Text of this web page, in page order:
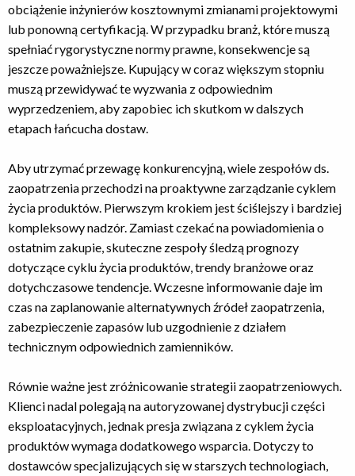
obciążenie inżynierów kosztownymi zmianami projektowymi
lub ponowną certyfikacją. W przypadku branż, które muszą
spełniać rygorystyczne normy prawne, konsekwencje są
jeszcze poważniejsze. Kupujący w coraz większym stopniu
muszą przewidywać te wyzwania z odpowiednim
wyprzedzeniem, aby zapobiec ich skutkom w dalszych
etapach łańcucha dostaw.
Aby utrzymać przewagę konkurencyjną, wiele zespołów ds.
zaopatrzenia przechodzi na proaktywne zarządzanie cyklem
życia produktów. Pierwszym krokiem jest ściślejszy i bardziej
kompleksowy nadzór. Zamiast czekać na powiadomienia o
ostatnim zakupie, skuteczne zespoły śledzą prognozy
dotyczące cyklu życia produktów, trendy branżowe oraz
dotychczasowe tendencje. Wczesne informowanie daje im
czas na zaplanowanie alternatywnych źródeł zaopatrzenia,
zabezpieczenie zapasów lub uzgodnienie z działem
technicznym odpowiednich zamienników.
Równie ważne jest zróżnicowanie strategii zaopatrzeniowych.
Klienci nadal polegają na autoryzowanej dystrybucji części
eksploatacyjnych, jednak presja związana z cyklem życia
produktów wymaga dodatkowego wsparcia. Dotyczy to
dostawców specjalizujących się w starszych technologiach,